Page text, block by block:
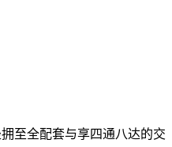
至全配套与享四通八达的交